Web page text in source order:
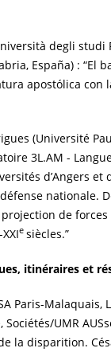
degli studi
España) : “El
apostólica con
(Université
3L.AM -
d’Angers et
nationale.
de forces
XXIe siècles.”
itinéraires et
Paris-Malaquais,
UMR
la disparition.